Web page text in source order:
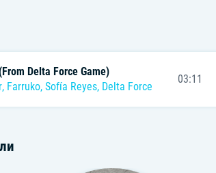
Delta Force Game)
, Farruko, Sofía Reyes, Delta Force
03:11